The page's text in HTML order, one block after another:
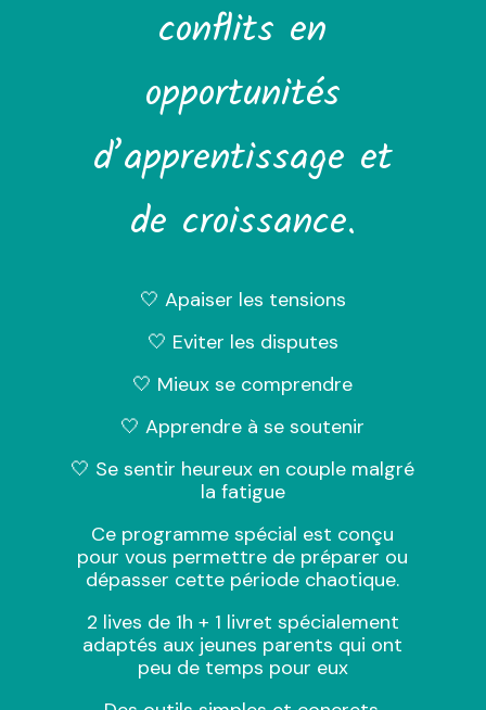
conflits en
opportunités
d’apprentissage et
de croissance.
🤍 Apaiser les tensions
🤍 Eviter les disputes
🤍 Mieux se comprendre
🤍 Apprendre à se soutenir
🤍 Se sentir heureux en couple malgré
la fatigue
Ce programme spécial est conçu
pour vous permettre de préparer ou
dépasser cette période chaotique.
2 lives de 1h + 1 livret spécialement
adaptés aux jeunes parents qui ont
peu de temps pour eux